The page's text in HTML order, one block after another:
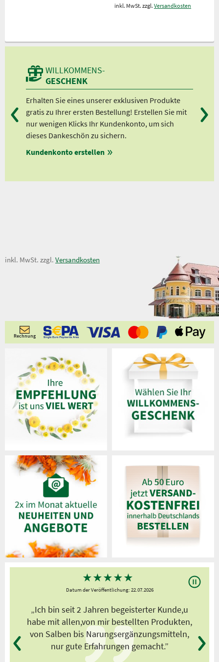
inkl. MwSt. zzgl. Versandkosten
WILLKOMMENS-
GESCHENK
Erhalten Sie eines unserer exklusiven Produkte
gratis zu Ihrer ersten Bestellung! Erstellen Sie mit
nur wenigen Klicks Ihr Kundenkonto, um sich
dieses Dankeschön zu sichern.
Kundenkonto erstellen
Ab
19,00 €
inkl. MwSt. zzgl. Versandkosten
Rechnung
★★★★★
Datum der Veröffentlichung: 22.07.2026
„Ich bin seit 2 Jahren begeisterter Kunde,u
habe mit allen,von mir bestellten Produkten,
von Salben bis Narungsergänzungsmitteln,
nur gute Erfahrungen gemacht.”